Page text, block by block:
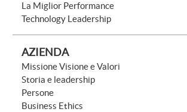
La Miglior Performance
Technology Leadership
AZIENDA
Missione Visione e Valori
Storia e leadership
Persone
Business Ethics